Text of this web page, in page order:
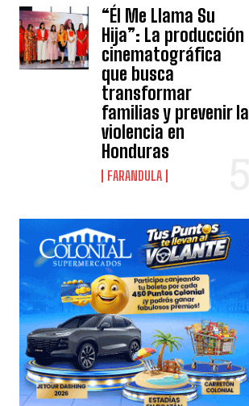
“Él Me Llama Su
Hija”: La producción
cinematográfica
que busca
transformar
familias y prevenir la
violencia en
Honduras
FARANDULA